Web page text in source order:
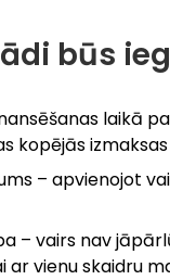
būs
laikā
kopējās
– apvienojot
– vairs nav
vienu skaidru